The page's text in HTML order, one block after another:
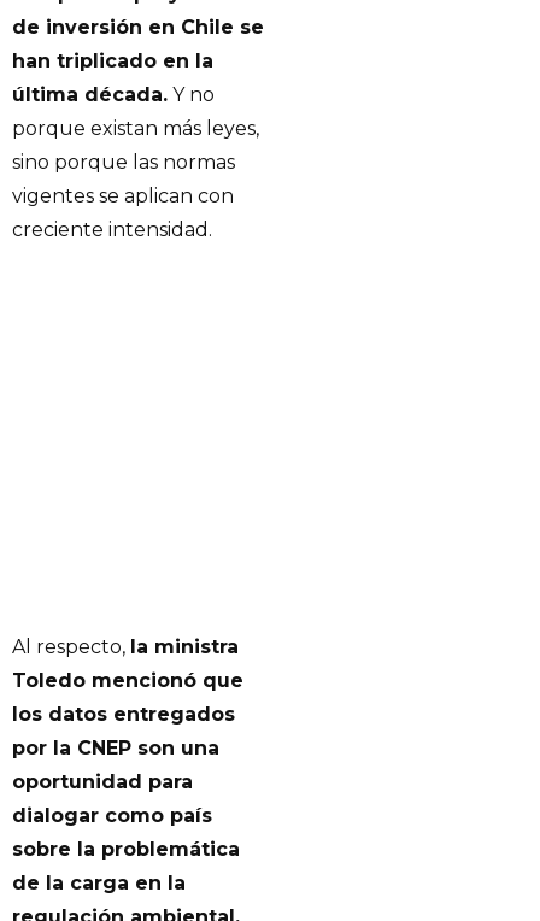
de inversión en Chile se
han triplicado en la
última década. Y no
porque existan más leyes,
sino porque las normas
vigentes se aplican con
creciente intensidad.
Al respecto, la ministra
Toledo mencionó que
los datos entregados
por la CNEP son una
oportunidad para
dialogar como país
sobre la problemática
de la carga en la